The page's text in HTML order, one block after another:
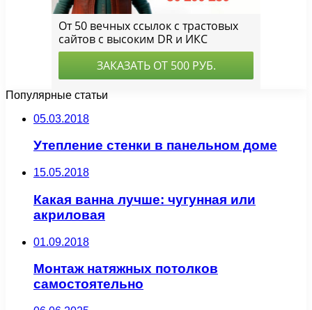
Популярные статьи
05.03.2018
Утепление стенки в панельном доме
15.05.2018
Какая ванна лучше: чугунная или
акриловая
01.09.2018
Монтаж натяжных потолков
самостоятельно